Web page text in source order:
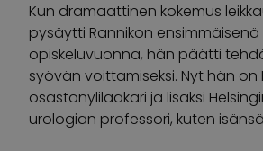
Kun dramaattinen kokemus
pysäytti Rannikon ensimmäisenä
opiskeluvuonna, hän päätti
syövän voittamiseksi. Nyt hän on
osastonylilääkäri ja lisäksi
urologian professori, kuten